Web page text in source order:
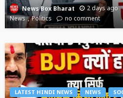
News Box Bharat 2 days ago
News
Politics no comment
LATEST HINDI NEWS NEWS